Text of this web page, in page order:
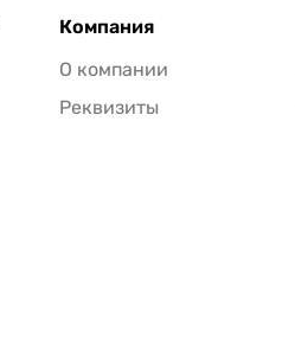
Компания
О компании
Реквизиты